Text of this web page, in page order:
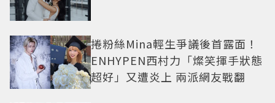
捲粉絲Mina輕生爭議後首露面！
ENHYPEN西村力「燦笑揮手狀態
超好」又遭炎上 兩派網友戰翻